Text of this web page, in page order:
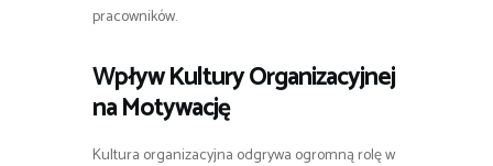
pracowników.
Wpływ Kultury Organizacyjnej
na Motywację
Kultura organizacyjna odgrywa ogromną rolę w